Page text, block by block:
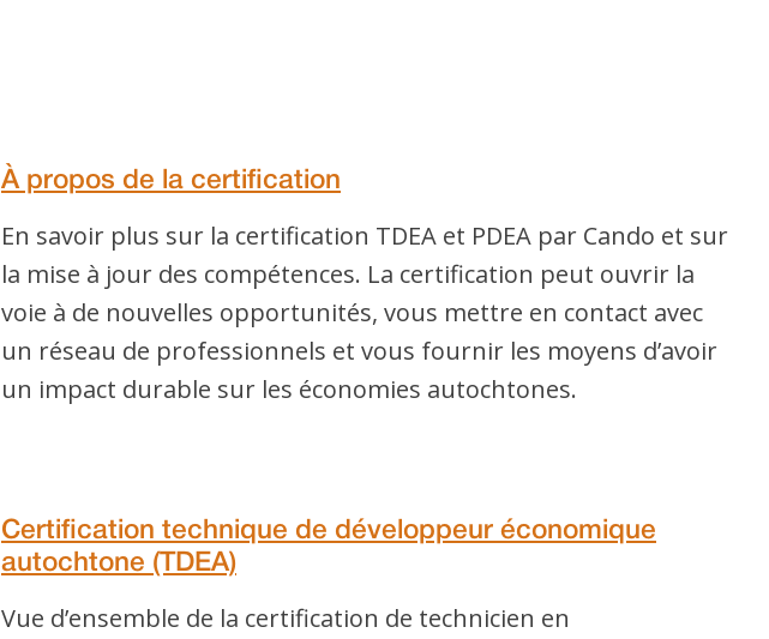
À propos de la certification
En savoir plus sur la certification TDEA et PDEA par Cando et sur
la mise à jour des compétences. La certification peut ouvrir la
voie à de nouvelles opportunités, vous mettre en contact avec
un réseau de professionnels et vous fournir les moyens d’avoir
un impact durable sur les économies autochtones.
Certification technique de développeur économique
autochtone (TDEA)
Vue d’ensemble de la certification de technicien en